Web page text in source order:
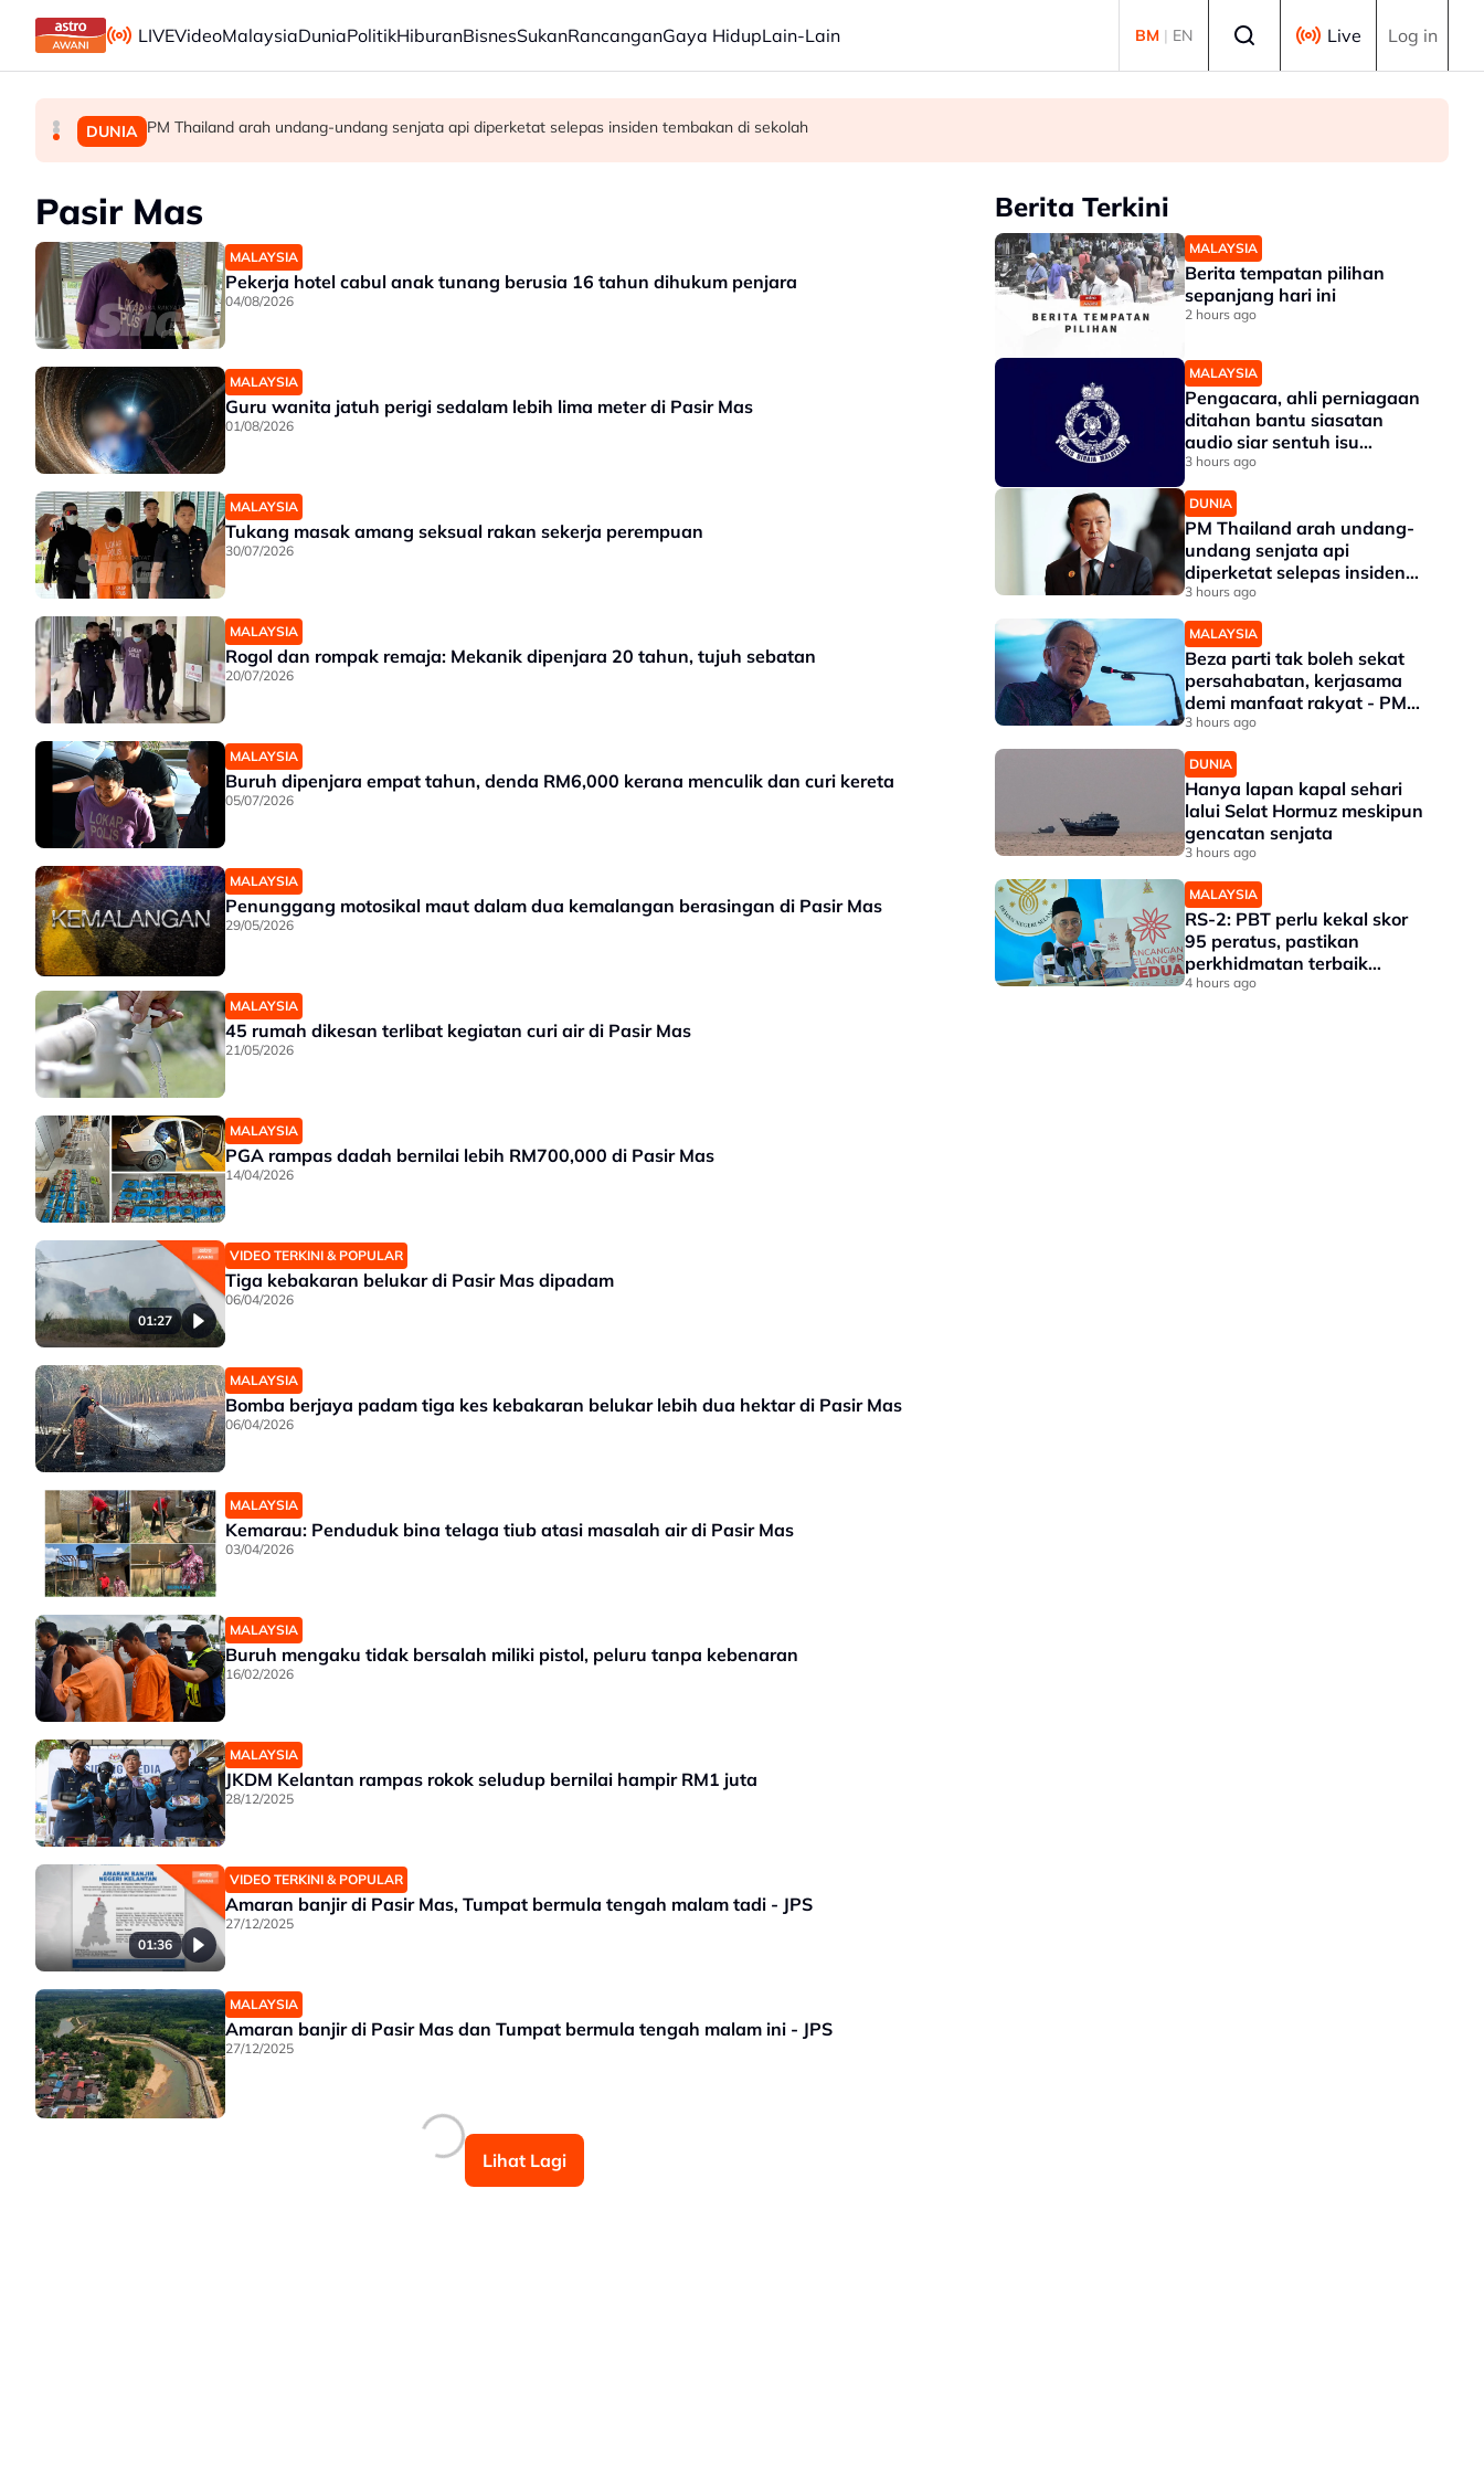
Skip to main content
LIVEVideoMalaysiaDuniaPolitikHiburanBisnesSukanRancanganGaya HidupLain-Lain BM | EN Live Log in
MALAYSIA Berita tempatan pilihan sepanjang hari ini
MALAYSIA Pengacara, ahli perniagaan ditahan bantu siasatan audio siar sentuh isu sensitiviti agama
DUNIA PM Thailand arah undang-undang senjata api diperketat selepas insiden tembakan di sekolah
Pasir Mas
MALAYSIA
Pekerja hotel cabul anak tunang berusia 16 tahun dihukum penjara
04/08/2026
MALAYSIA
Guru wanita jatuh perigi sedalam lebih lima meter di Pasir Mas
01/08/2026
MALAYSIA
Tukang masak amang seksual rakan sekerja perempuan
30/07/2026
MALAYSIA
Rogol dan rompak remaja: Mekanik dipenjara 20 tahun, tujuh sebatan
20/07/2026
MALAYSIA
Buruh dipenjara empat tahun, denda RM6,000 kerana menculik dan curi kereta
05/07/2026
MALAYSIA
Penunggang motosikal maut dalam dua kemalangan berasingan di Pasir Mas
29/05/2026
MALAYSIA
45 rumah dikesan terlibat kegiatan curi air di Pasir Mas
21/05/2026
MALAYSIA
PGA rampas dadah bernilai lebih RM700,000 di Pasir Mas
14/04/2026
01:27
VIDEO TERKINI & POPULAR
Tiga kebakaran belukar di Pasir Mas dipadam
06/04/2026
MALAYSIA
Bomba berjaya padam tiga kes kebakaran belukar lebih dua hektar di Pasir Mas
06/04/2026
MALAYSIA
Kemarau: Penduduk bina telaga tiub atasi masalah air di Pasir Mas
03/04/2026
MALAYSIA
Buruh mengaku tidak bersalah miliki pistol, peluru tanpa kebenaran
16/02/2026
MALAYSIA
JKDM Kelantan rampas rokok seludup bernilai hampir RM1 juta
28/12/2025
01:36
VIDEO TERKINI & POPULAR
Amaran banjir di Pasir Mas, Tumpat bermula tengah malam tadi - JPS
27/12/2025
MALAYSIA
Amaran banjir di Pasir Mas dan Tumpat bermula tengah malam ini - JPS
27/12/2025
Lihat Lagi
Berita Terkini
MALAYSIA
Berita tempatan pilihan
sepanjang hari ini
2 hours ago
MALAYSIA
Pengacara, ahli perniagaan
ditahan bantu siasatan
audio siar sentuh isu
sensitiviti agama
3 hours ago
DUNIA
PM Thailand arah undang-
undang senjata api
diperketat selepas insiden
tembakan di sekolah
3 hours ago
MALAYSIA
Beza parti tak boleh sekat
persahabatan, kerjasama
demi manfaat rakyat - PM
Anwar
3 hours ago
DUNIA
Hanya lapan kapal sehari
lalui Selat Hormuz meskipun
gencatan senjata
3 hours ago
MALAYSIA
RS-2: PBT perlu kekal skor
95 peratus, pastikan
perkhidmatan terbaik
kepada rakyat - Amirudin
4 hours ago